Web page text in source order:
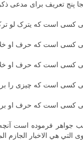
پنج تعریف برای مدعی
کسی است که یترک لو
کسی است که حرف او
کسی است که حرف او
کسی است که چیزی را بر
کسی است که حرف او بر
جواهر فرموده است
التي هي الاخبار